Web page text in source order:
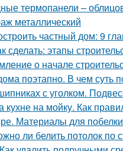
термопанели –
металлический
частный дом: 9
сделать: этапы
о начале
поэтапно. В чем суть
с уголком.
кухне на мойку. Как
Материалы для
ли белить потолок по